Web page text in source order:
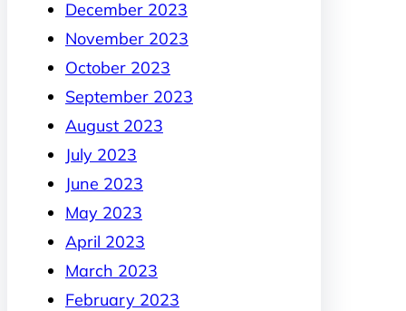
December 2023
November 2023
October 2023
September 2023
August 2023
July 2023
June 2023
May 2023
April 2023
March 2023
February 2023